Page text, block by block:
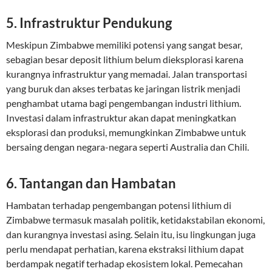
5. Infrastruktur Pendukung
Meskipun Zimbabwe memiliki potensi yang sangat besar,
sebagian besar deposit lithium belum dieksplorasi karena
kurangnya infrastruktur yang memadai. Jalan transportasi
yang buruk dan akses terbatas ke jaringan listrik menjadi
penghambat utama bagi pengembangan industri lithium.
Investasi dalam infrastruktur akan dapat meningkatkan
eksplorasi dan produksi, memungkinkan Zimbabwe untuk
bersaing dengan negara-negara seperti Australia dan Chili.
6. Tantangan dan Hambatan
Hambatan terhadap pengembangan potensi lithium di
Zimbabwe termasuk masalah politik, ketidakstabilan ekonomi,
dan kurangnya investasi asing. Selain itu, isu lingkungan juga
perlu mendapat perhatian, karena ekstraksi lithium dapat
berdampak negatif terhadap ekosistem lokal. Pemecahan